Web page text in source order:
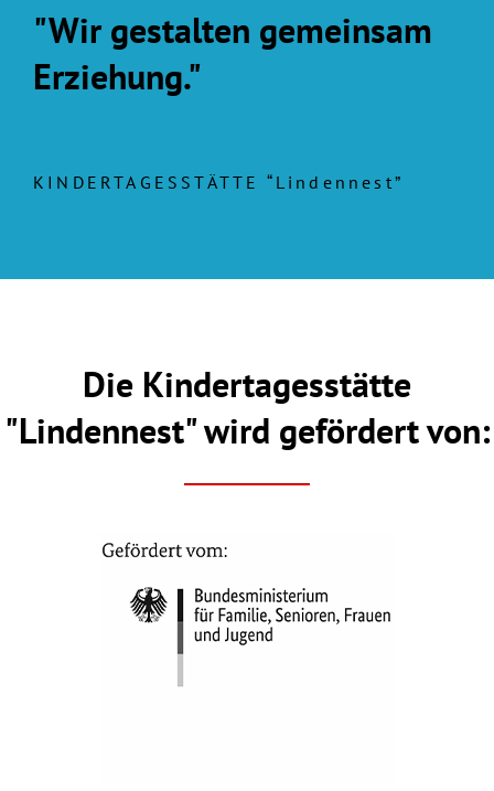
"Wir gestalten gemeinsam
Erziehung."
KINDERTAGESSTÄTTE “Lindennest”
Die Kindertagesstätte
"Lindennest" wird gefördert von: